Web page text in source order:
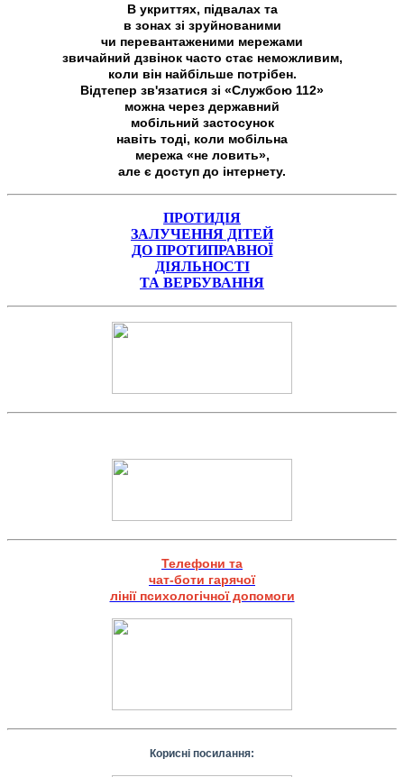
В укриттях, підвалах та
в зонах зі зруйнованими
чи перевантаженими мережами
звичайний дзвінок часто стає неможливим,
коли він найбільше потрібен.
Відтепер зв'язатися зі «Службою 112»
можна через державний
мобільний застосунок
навіть тоді, коли мобільна
мережа «не ловить»,
але є доступ до інтернету.
ПРОТИДІЯ
ЗАЛУЧЕННЯ ДІТЕЙ
ДО ПРОТИПРАВНОЇ
ДІЯЛЬНОСТІ
ТА ВЕРБУВАННЯ
Телефони та
чат-боти гарячої
лінії психологічної допомоги
Корисні посилання: